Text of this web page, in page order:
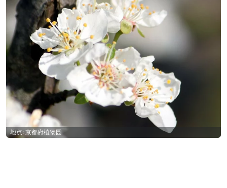
地点: 京都府植物园